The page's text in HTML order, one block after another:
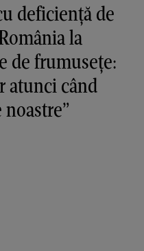
deficiență de
la
de frumusețe:
atunci când